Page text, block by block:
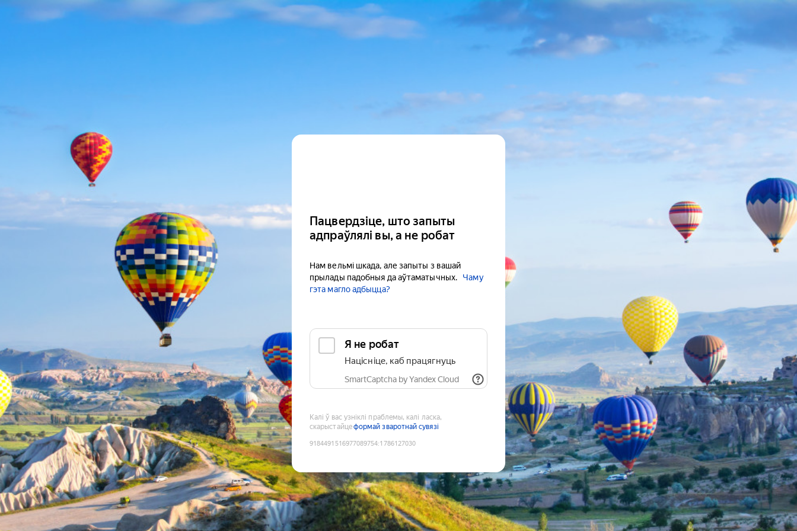
Пацвердзіце, што запыты
адпраўлялі вы, а не робат
Нам вельмі шкада, але запыты з вашай
прылады падобныя да аўтаматычных.
Чаму
гэта магло адбыцца?
Я не робат
Націсніце, каб працягнуць
SmartCaptcha by Yandex Cloud
Калі ў вас узніклі праблемы, калі ласка,
скарыстайцеформай зваротнай сувязі
9184491516977089754:1786127030